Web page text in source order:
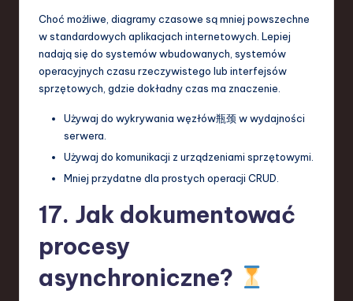
Choć możliwe, diagramy czasowe są mniej powszechne
w standardowych aplikacjach internetowych. Lepiej
nadają się do systemów wbudowanych, systemów
operacyjnych czasu rzeczywistego lub interfejsów
sprzętowych, gdzie dokładny czas ma znaczenie.
Używaj do wykrywania węzłów瓶颈 w wydajności
serwera.
Używaj do komunikacji z urządzeniami sprzętowymi.
Mniej przydatne dla prostych operacji CRUD.
17. Jak dokumentować
procesy
asynchroniczne?